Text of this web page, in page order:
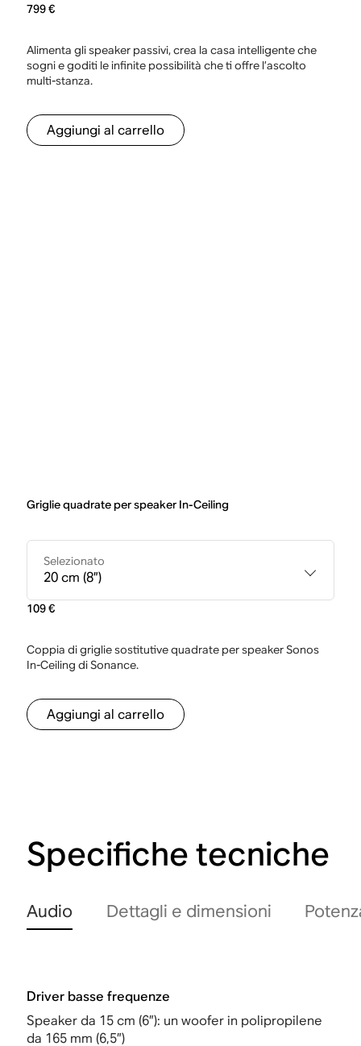
799 €
Alimenta gli speaker passivi, crea la casa intelligente che
sogni e goditi le infinite possibilità che ti offre l’ascolto
multi-stanza.
Aggiungi al carrello
Griglie quadrate per speaker In-Ceiling
Selezionato
20 cm (8”)
109 €
Coppia di griglie sostitutive quadrate per speaker Sonos
In-Ceiling di Sonance.
Aggiungi al carrello
Specifiche tecniche
Audio Dettagli e dimensioni
Driver basse frequenze
Speaker da 15 cm (6”): un woofer in polipropilene
da 165 mm (6,5”)